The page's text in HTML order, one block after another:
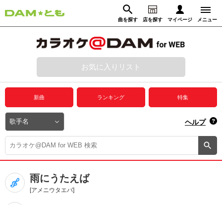
曲を探す 店を探す マイページ メニュー
動画からさがす 録音からさがす
ログイン
プレミアムサービス
DAM★とも動画
DAM★とも録音
カラオケ＠DAM
ユーザー検索
お気に入りリスト
新曲 ランキング 特集
ヘルプ
雨にうたえば
[アメニウタエバ]